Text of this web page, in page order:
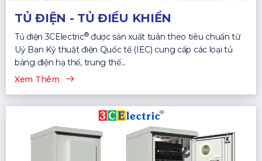
TỦ ĐIỆN - TỦ ĐIỀU KHIỂN
Tủ điện 3CElectric®được sản xuất tuân theo tiêu chuẩn từ
Uỷ Ban Kỹ thuật điện Quốc tế (IEC) cung cấp các loại tủ
bảng điện hạ thế, trung thế...
Xem Thêm